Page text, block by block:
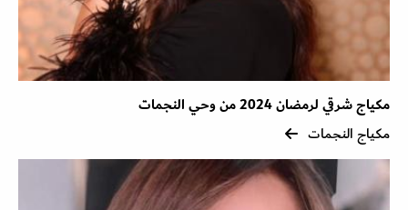
مكياج شرقي لرمضان 2024 من وحي النجمات
مكياج النجمات